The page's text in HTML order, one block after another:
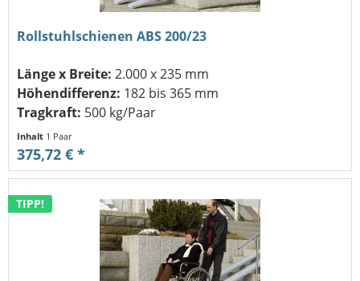
Rollstuhlschienen ABS 200/23
Länge x Breite: 2.000 x 235 mm
Höhendifferenz: 182 bis 365 mm
Tragkraft: 500 kg/Paar
Inhalt 1 Paar
375,72 € *
TIPP!